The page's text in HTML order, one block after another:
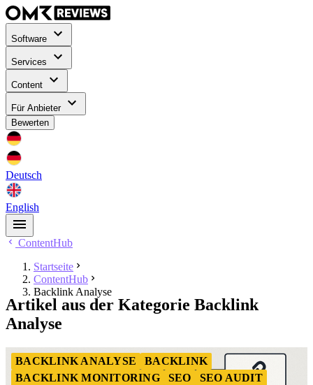
Software
Services
Content
Für Anbieter
Bewerten
Deutsch
English
ContentHub
Startseite
ContentHub
Backlink Analyse
Artikel aus der Kategorie Backlink
Analyse
BACKLINK ANALYSE
BACKLINK
BACKLINK MONITORING
SEO SEO AUDIT